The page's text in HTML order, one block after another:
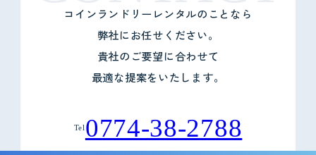
コインランドリーレンタルのことなら
弊社にお任せください。
貴社のご要望に合わせて
最適な提案をいたします。
Tel0774-38-2788